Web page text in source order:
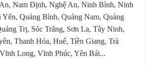
Nam Định, Nghệ An, Ninh Bình, Ninh
Yên, Quảng Bình, Quảng Nam, Quảng
Trị, Sóc Trăng, Sơn La, Tây Ninh,
Thanh Hóa, Huế, Tiền Giang, Trà
Long, Vĩnh Phúc, Yên Bái...